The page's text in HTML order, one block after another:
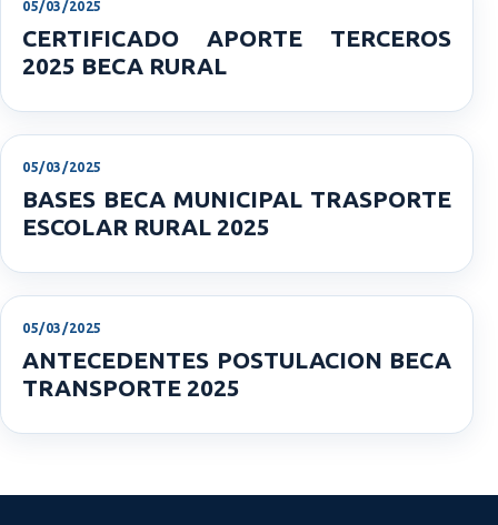
05/03/2025
CERTIFICADO APORTE TERCEROS
2025 BECA RURAL
05/03/2025
BASES BECA MUNICIPAL TRASPORTE
ESCOLAR RURAL 2025
05/03/2025
ANTECEDENTES POSTULACION BECA
TRANSPORTE 2025